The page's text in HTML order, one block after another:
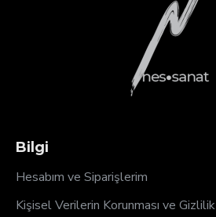
Bilgi
Hesabım ve Siparişlerim
Kişisel Verilerin Korunması ve Gizlilik